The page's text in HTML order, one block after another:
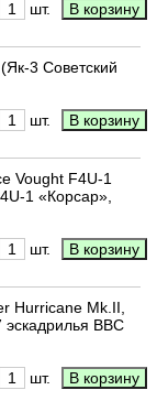
шт.
3 Советский
шт.
Vought F4U-1
1 «Корсар»,
шт.
Hurricane Mk.II,
эскадрилья ВВС
шт.